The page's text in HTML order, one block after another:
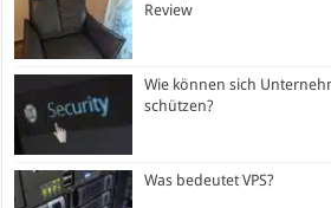
Review
Wie können sich
schützen?
Was bedeutet VPS?